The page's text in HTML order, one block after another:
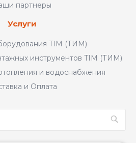
партнеры
Услуги
TIM (ТИМ)
инструментов TIM (ТИМ)
и водоснабжения
и Оплата